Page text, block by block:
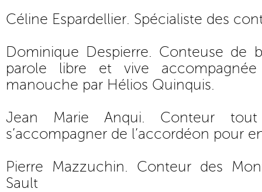
Céline Espardellier. Spécialiste des
Dominique Despierre. Conteuse de
parole libre et vive
manouche par Hélios Quinquis.
Jean Marie Anqui. Conteur
s’accompagner de l’accordéon pour
Pierre Mazzuchin. Conteur des
Sault